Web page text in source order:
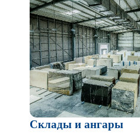
Склады и ангары